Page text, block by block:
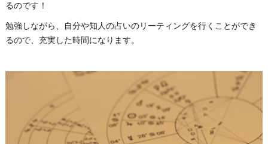
るのです！
勉強しながら、自分や知人の占いのリーティングを行くことができ
るので、充実した時間になります。